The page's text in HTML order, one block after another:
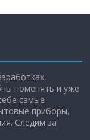
поменять и уже
самые
приборы,
Следим за